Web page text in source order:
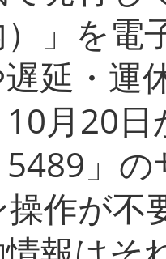
」を電
延・運
月20
」
作が不